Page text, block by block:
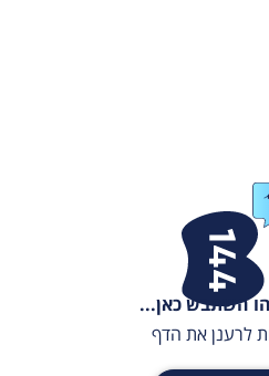
השתבש כאן...
לרענן את הדף